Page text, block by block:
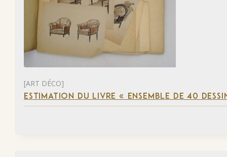
[ART DÉCO]
ESTIMATION DU LIVRE « ENSEMBLE DE 40